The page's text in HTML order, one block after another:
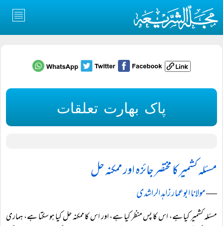
پاک بھارت تعلقات
مسئلہ کشمیر کا مختصر جائزہ اور ممکنہ حل
―مولانا ابوعمار زاہد الراشدی
مسئلہ کشمیر کیا ہے، اس کا پس منظر کیا ہے، اور اس کا ممکنہ حل کیا ہو سکتا ہے، ہماری